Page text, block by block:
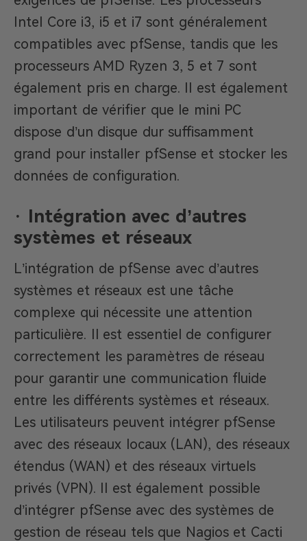
Intel Core i3, i5 et i7 sont généralement
compatibles avec pfSense, tandis que les
processeurs AMD Ryzen 3, 5 et 7 sont
également pris en charge. Il est également
important de vérifier que le mini PC
dispose d’un disque dur suffisamment
grand pour installer pfSense et stocker les
données de configuration.
· Intégration avec d’autres
systèmes et réseaux
L’intégration de pfSense avec d’autres
systèmes et réseaux est une tâche
complexe qui nécessite une attention
particulière. Il est essentiel de configurer
correctement les paramètres de réseau
pour garantir une communication fluide
entre les différents systèmes et réseaux.
Les utilisateurs peuvent intégrer pfSense
avec des réseaux locaux (LAN), des réseaux
étendus (WAN) et des réseaux virtuels
privés (VPN). Il est également possible
d’intégrer pfSense avec des systèmes de
gestion de réseau tels que Nagios et Cacti